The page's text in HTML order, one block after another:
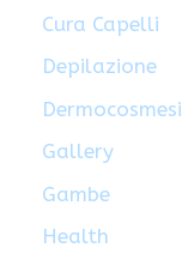
Cura Capelli
Depilazione
Dermocosmesi
Gallery
Gambe
Health